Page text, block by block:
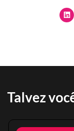
Talvez